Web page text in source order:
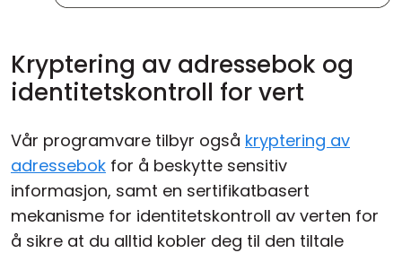
Kryptering av adressebok og
identitetskontroll for vert
Vår programvare tilbyr også kryptering av
adressebok for å beskytte sensitiv
informasjon, samt en sertifikatbasert
mekanisme for identitetskontroll av verten for
å sikre at du alltid kobler deg til den tiltale